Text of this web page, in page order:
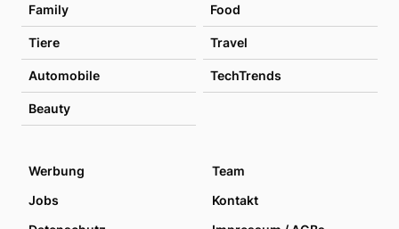
Family Food
Tiere Travel
Automobile TechTrends
Beauty
Werbung
Team
Jobs
Kontakt